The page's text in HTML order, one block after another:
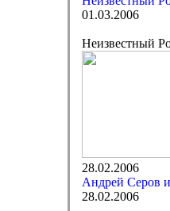
01.03.2006
Неизвестный
28.02.2006
Андрей Серов
28.02.2006